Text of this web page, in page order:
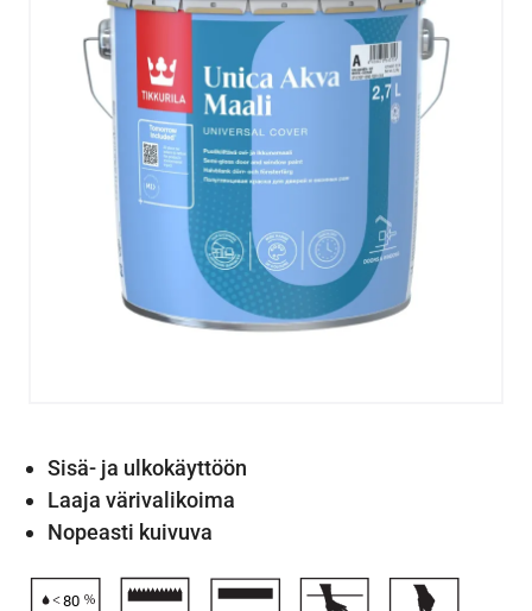
Sisä- ja ulkokäyttöön
Laaja värivalikoima
Nopeasti kuivuva
80